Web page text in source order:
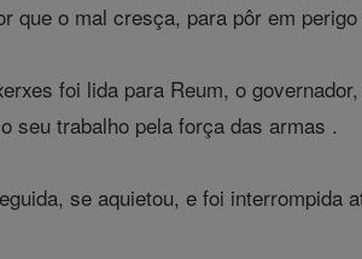
que o mal cresça, para pôr em
foi lida para Reum, o
seu trabalho pela força das armas .
se aquietou, e foi interrompida